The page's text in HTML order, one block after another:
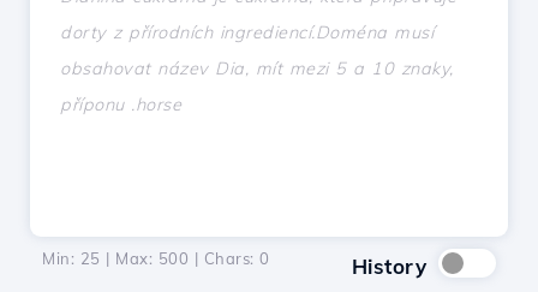
Min: 25 | Max: 500 | Chars: 0 History